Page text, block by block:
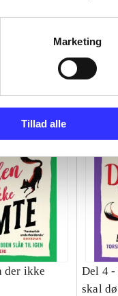
Marketing
Tillad alle
der ikke
Del 4 -
skal dø